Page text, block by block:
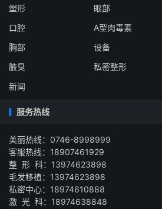
塑形
眼部
口腔
A型肉毒素
胸部
设备
腋臭
私密整形
新闻
服务热线
美丽热线：0746-8998999
客服热线：18907461929
整 形 科：13974623898
毛发移植：13974623898
私密中心：18974610888
激 光 科：18974638848